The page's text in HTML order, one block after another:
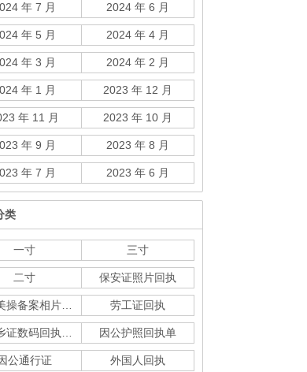
年 7 月 2024 年 6 月
年 5 月 2024 年 4 月
年 3 月 2024 年 2 月
年 1 月 2023 年 12 月
年 11 月 2023 年 10 月
年 9 月 2023 年 8 月
年 7 月 2023 年 6 月
类
一寸 三寸
二寸 保安证照片回执
劳工证回执
因公护照回执单
公通行证 外国人回执